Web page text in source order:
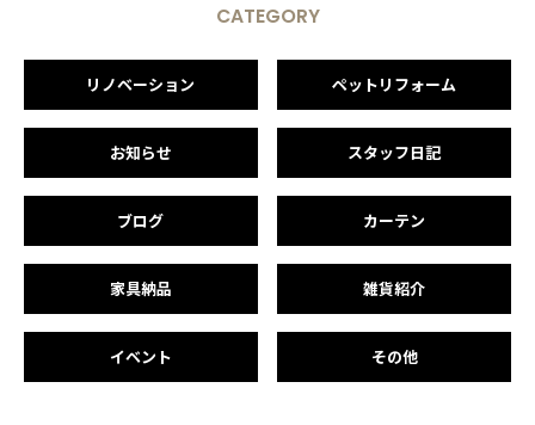
CATEGORY
リノベーション ペットリフォーム
お知らせ スタッフ日記
ブログ カーテン
家具納品 雑貨紹介
イベント その他